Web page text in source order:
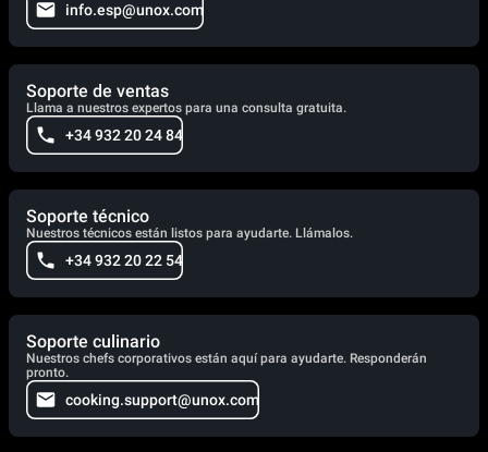
info.esp@unox.com
Soporte de ventas
Llama a nuestros expertos para una consulta gratuita.
+34 932 20 24 84
Soporte técnico
Nuestros técnicos están listos para ayudarte. Llámalos.
+34 932 20 22 54
Soporte culinario
Nuestros chefs corporativos están aquí para ayudarte. Responderán
pronto.
cooking.support@unox.com